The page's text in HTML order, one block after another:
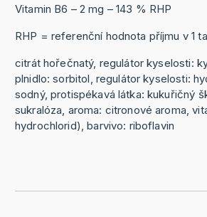
Vitamin B6 – 2 mg – 143 % RHP
RHP = referenční hodnota příjmu v 1
citrát hořečnatý, regulátor kyselosti:
plnidlo: sorbitol, regulátor kyselosti:
sodný, protispékavá látka: kukuřičný
sukralóza, aroma: citronové aroma,
hydrochlorid), barvivo: riboflavin